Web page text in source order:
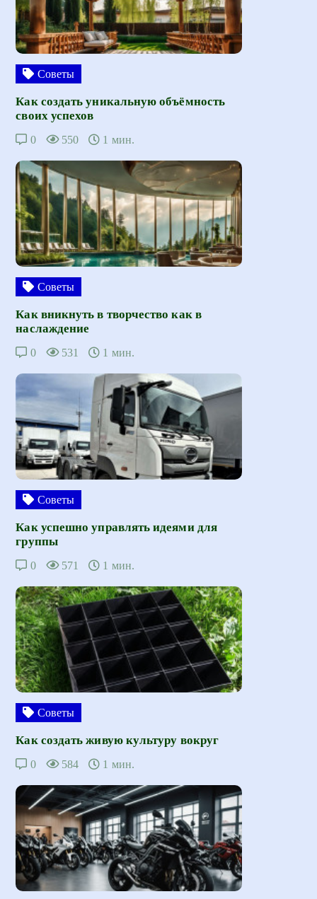
Советы
Как создать уникальную объёмность
своих успехов
0 550 1 мин.
Советы
Как вникнуть в творчество как в
наслаждение
0 531 1 мин.
Советы
Как успешно управлять идеями для
группы
0 571 1 мин.
Советы
Как создать живую культуру вокруг
0 584 1 мин.